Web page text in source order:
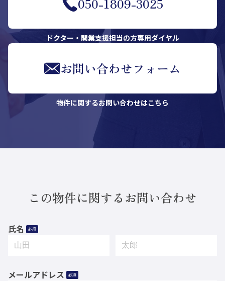
ドクター・開業支援担当の方専用ダイヤル
お問い合わせフォーム
物件に関するお問い合わせはこちら
この物件に関するお問い合わせ
氏名 必須
メールアドレス 必須